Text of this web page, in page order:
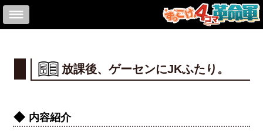
放課後、ゲーセンにJKふたり。
内容紹介